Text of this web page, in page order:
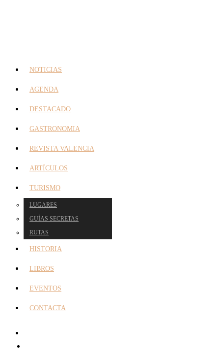
NOTICIAS
AGENDA
DESTACADO
GASTRONOMIA
REVISTA VALENCIA
ARTÍCULOS
TURISMO
LUGARES
GUÍAS SECRETAS
RUTAS
HISTORIA
LIBROS
EVENTOS
CONTACTA